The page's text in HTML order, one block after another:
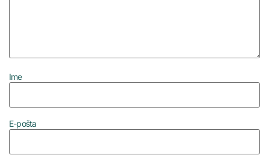
Ime
E-pošta